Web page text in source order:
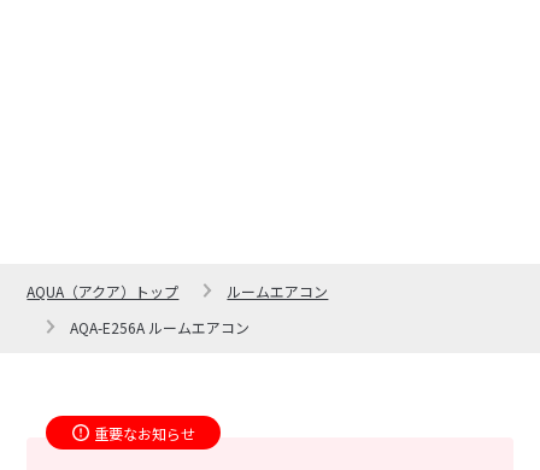
AQUA（アクア）トップ
ルームエアコン
AQA-E256A ルームエアコン
重要なお知らせ